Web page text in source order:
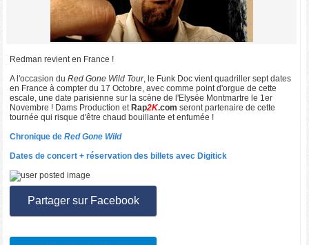
Redman revient en France !
A l'occasion duRed Gone Wild Tour, le Funk Doc vient quadriller sept dates
en France à compter du 17 Octobre, avec comme point d'orgue de cette
escale, une date parisienne sur la scène de l'Elysée Montmartre le 1er
Novembre ! Dams Production et Rap2K.com seront partenaire de cette
tournée qui risque d'être chaud bouillante et enfumée !
Chronique de Red Gone Wild
Dates de concert + réservation des billets avec Digitick
Partager sur Facebook